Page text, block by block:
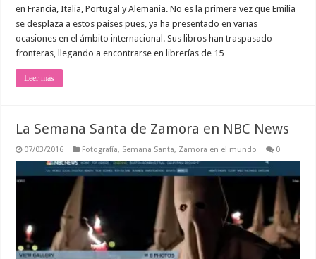
en Francia, Italia, Portugal y Alemania. No es la primera vez que Emilia
se desplaza a estos países pues, ya ha presentado en varias
ocasiones en el ámbito internacional. Sus libros han traspasado
fronteras, llegando a encontrarse en librerías de 15 …
Leer más
La Semana Santa de Zamora en NBC News
07/03/2016 Fotografía, Semana Santa, Zamora en el mundo 0